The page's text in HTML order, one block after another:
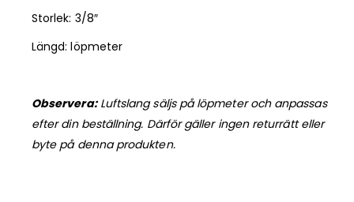
Storlek: 3/8″
Längd: löpmeter
Observera:Luftslang säljs på löpmeter och anpassas
efter din beställning. Därför gäller ingen returrätt eller
byte på denna produkten.